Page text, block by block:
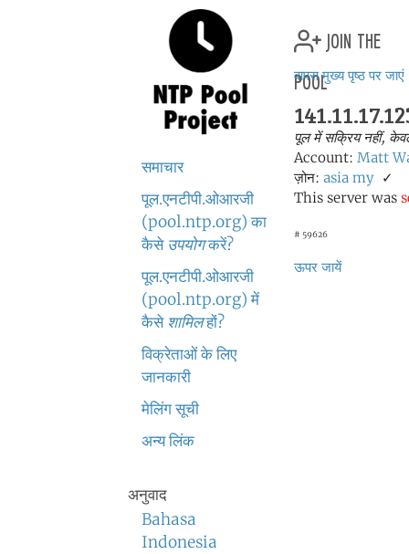
समाचार
पूल.एनटीपी.ओआरजी
(pool.ntp.org) का
कैसे उपयोगकरें?
पूल.एनटीपी.ओआरजी
(pool.ntp.org) में
कैसे शामिलहों?
विक्रेताओं के लिए
जानकारी
मेलिंग सूची
अन्य लिंक
अनुवाद
Bahasa
Indonesia
join the
pool
वापस मुख्य पृष्ठ पर जाएं
पूल में सक्रिय नहीं,
Account: Matt
ज़ोन: asia my ✓
This server was
# 59626
ऊपर जायें